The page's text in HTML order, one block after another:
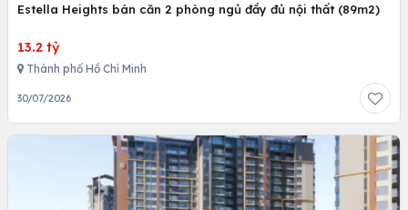
Estella Heights bán căn 2 phòng ngủ đầy đủ nội thất (89m2)
13.2 tỷ
Thành phố Hồ Chí Minh
30/07/2026